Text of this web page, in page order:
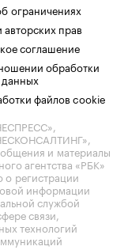
ограничениях
прав
соглашение
обработки
файлов cookie
и материалы
агентства «РБК»
о регистрации
информации
службой
связи,
технологий